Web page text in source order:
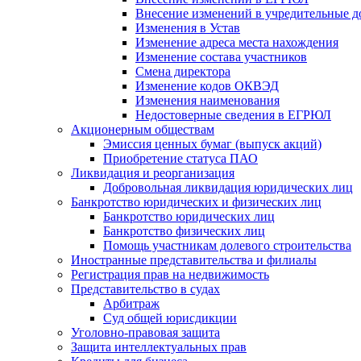
Внесение изменений в учредительные
Изменения в Устав
Изменение адреса места нахождения
Изменение состава участников
Смена директора
Изменение кодов ОКВЭД
Изменения наименования
Недостоверные сведения в ЕГРЮЛ
Акционерным обществам
Эмиссия ценных бумаг (выпуск акций)
Приобретение статуса ПАО
Ликвидация и реорганизация
Добровольная ликвидация юридических лиц
Банкротство юридических и физических лиц
Банкротство юридических лиц
Банкротство физических лиц
Помощь участникам долевого строительства
Иностранные представительства и филиалы
Регистрация прав на недвижимость
Представительство в судах
Арбитраж
Суд общей юрисдикции
Уголовно-правовая защита
Защита интеллектуальных прав